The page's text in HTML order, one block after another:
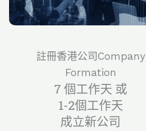
註冊香港公司Company
Formation
7 個工作天 或
1-2個工作天
成立新公司